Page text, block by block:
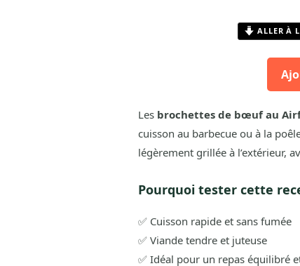
ALLER À
Les brochettes de bœuf au
cuisson au barbecue ou à la
légèrement grillée à l’extérieur,
Pourquoi tester cette
✅ Cuisson rapide et sans fumée
✅ Viande tendre et juteuse
✅ Idéal pour un repas équilibré